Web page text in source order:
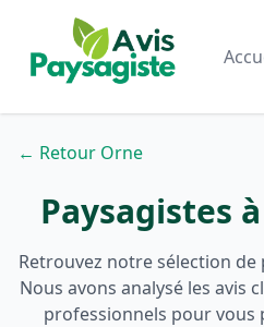
← Retour Orne
Paysagistes
Retrouvez notre sélection de
Nous avons analysé les avis
professionnels pour vous